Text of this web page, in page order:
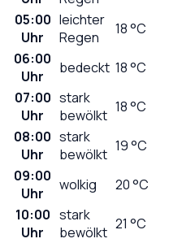
05:00
Uhr
leichter
Regen
18°C
06:00
Uhr
bedeckt 18°C
07:00
Uhr
stark
bewölkt 18°C
08:00
Uhr
stark
bewölkt 19°C
09:00
Uhr
wolkig 20°C
10:00
Uhr
stark
bewölkt 21 °C